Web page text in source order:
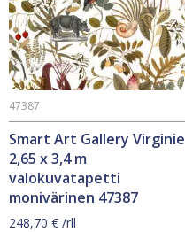
Smart Art Gallery Virginie
2,65 x 3,4 m
valokuvatapetti
monivärinen 47387
47387
248,70 € /rll